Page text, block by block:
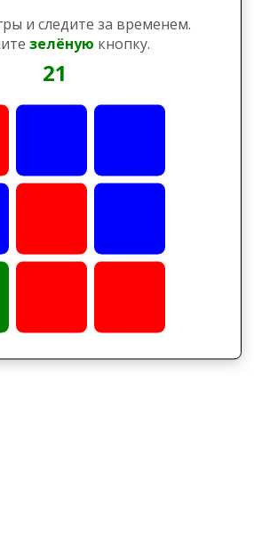
и следите за временем.
зелёную кнопку.
21